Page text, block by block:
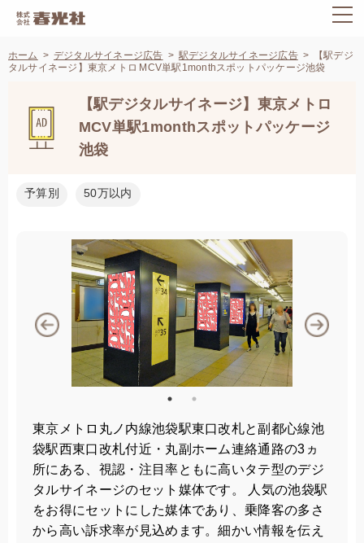
ホーム デジタルサイネージ広告 駅デジタルサイネージ広告
【駅デジ
タルサイネージ】東京メトロ MCV単駅1monthスポットパッケージ池袋
【駅デジタルサイネージ】東京メトロ
MCV単駅1monthスポットパッケージ
池袋
予算別 50万以内
東京メトロ丸ノ内線池袋駅東口改札と副都心線池
袋駅西東口改札付近・丸副ホーム連絡通路の3ヵ
所にある、視認・注目率ともに高いタテ型のデジ
タルサイネージのセット媒体です。 人気の池袋駅
をお得にセットにした媒体であり、乗降客の多さ
から高い訴求率が見込めます。細かい情報を伝え